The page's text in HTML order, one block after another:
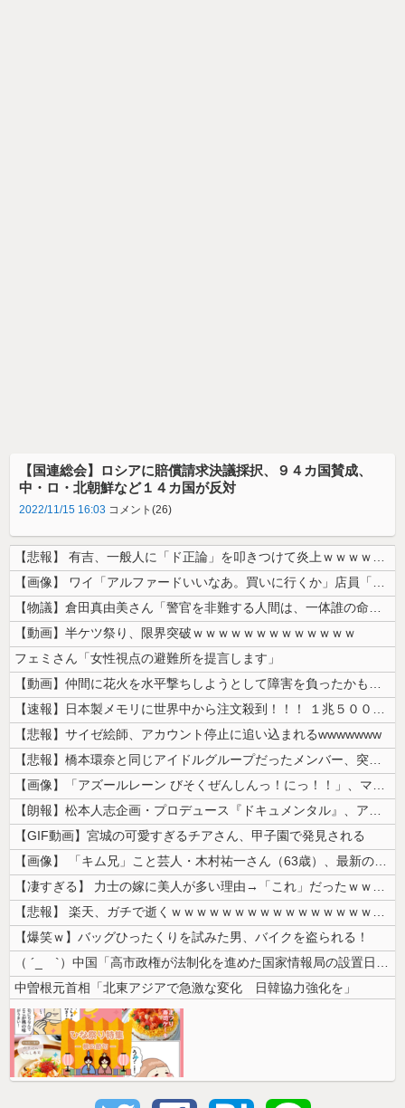
【国連総会】ロシアに賠償請求決議採択、９４カ国賛成、
中・ロ・北朝鮮など１４カ国が反対
2022/11/15 16:03 コメント(26)
【悲報】 有吉、一般人に「ド正論」を叩きつけて炎上ｗｗｗｗｗｗｗｗ
【画像】 ワイ「アルファードいいなあ。買いに行くか」店員「ほいっ見積も...
【物議】倉田真由美さん「警官を非難する人間は、一体誰の命を守りたいのか...
【動画】半ケツ祭り、限界突破ｗｗｗｗｗｗｗｗｗｗｗｗｗ
フェミさん「女性視点の避難所を提言します」
【動画】仲間に花火を水平撃ちしようとして障害を負ったかもしれない事故。
【速報】日本製メモリに世界中から注文殺到！！！ １兆５０００億円で工場...
【悲報】サイゼ絵師、アカウント停止に追い込まれるwwwwwww
【悲報】橋本環奈と同じアイドルグループだったメンバー、突然暴露をしだす...
【画像】「アズールレーン びそくぜんしんっ！にっ！！」、マジのガチでシ...
【朗報】松本人志企画・プロデュース『ドキュメンタル』、アメリカで初の制...
【GIF動画】宮城の可愛すぎるチアさん、甲子園で発見される
【画像】 「キム兄」こと芸人・木村祐一さん（63歳）、最新の松本人志さ...
【凄すぎる】 力士の嫁に美人が多い理由→「これ」だったｗｗｗｗｗｗｗ
【悲報】 楽天、ガチで逝くｗｗｗｗｗｗｗｗｗｗｗｗｗｗｗｗｗｗｗｗ
【爆笑ｗ】バッグひったくりを試みた男、バイクを盗られる！
（ ´_ゝ`）中国「高市政権が法制化を進めた国家情報局の設置日が7月3...
中曽根元首相「北東アジアで急激な変化 日韓協力強化を」